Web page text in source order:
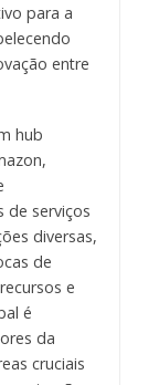
para a
entre
hub
de serviços
diversas,
de
e
é
da
cruciais